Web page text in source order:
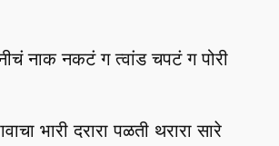
नाक नकटं ग त्वांड चपटं ग पोरी
भारी दरारा पळती थरारा सारे